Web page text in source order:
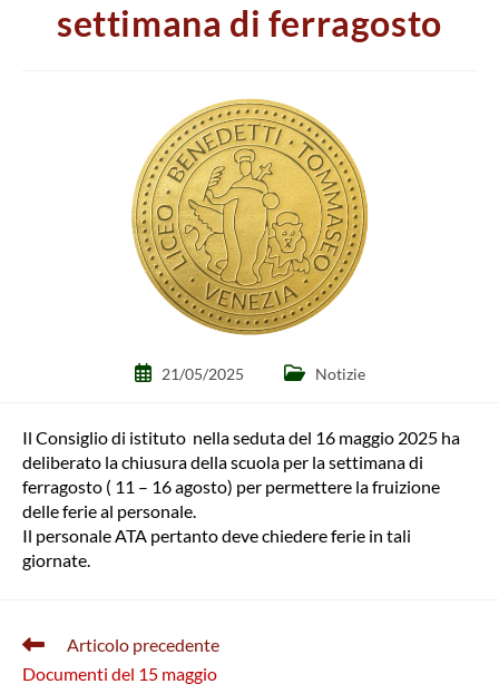
settimana di ferragosto
Articolo21/05/2025
Categoria
Notizie
Il Consiglio di istituto nella seduta del 16 maggio 2025 ha
deliberato la chiusura della scuola per la settimana di
ferragosto ( 11 – 16 agosto) per permettere la fruizione
delle ferie al personale.
Il personale ATA pertanto deve chiedere ferie in tali
giornate.
Leggi
altri
Articolo precedente
Documenti del 15 maggio